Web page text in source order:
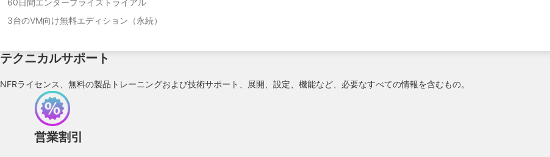
60日間エンタープライズトライアル
3台のVM向け無料エディション（永続）
テクニカルサポート
NFRライセンス、無料の製品トレーニングおよび技術サポート、展開、設定、機能など、必要なすべての情報を含むもの。
営業割引